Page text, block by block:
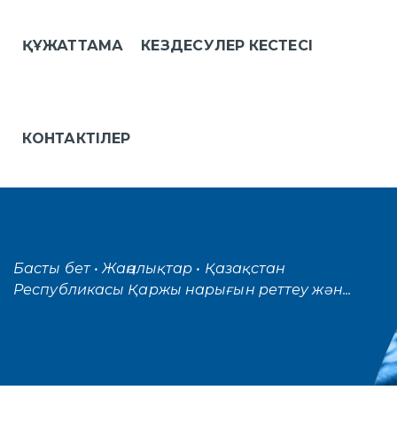
ҚҰЖАТТАМА КЕЗДЕСУЛЕР КЕСТЕСІ
КОНТАКТІЛЕР
Басты бет • Жаңалықтар • Қазақстан
Республикасы Қаржы нарығын реттеу жән...